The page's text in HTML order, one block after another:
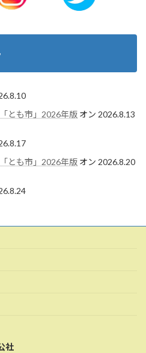
とも市」2026年版 オン 2026.8.13
とも市」2026年版 オン 2026.8.20
社